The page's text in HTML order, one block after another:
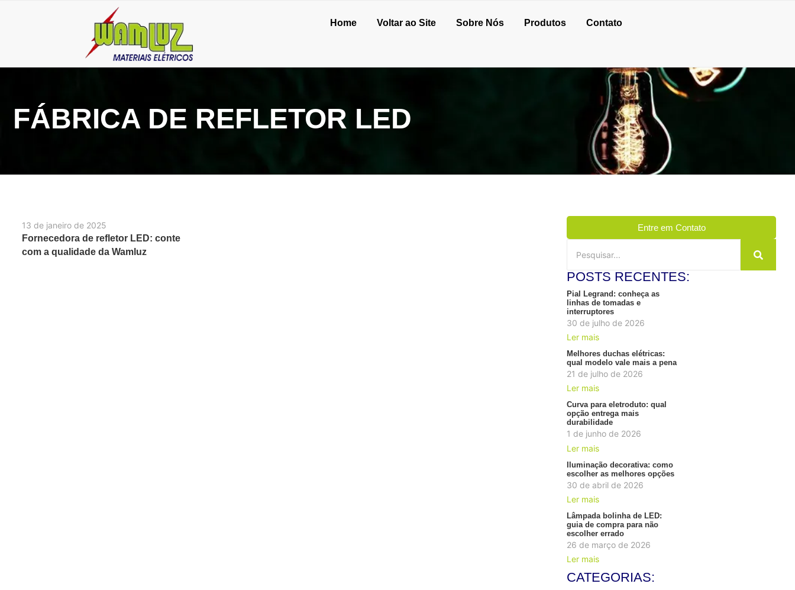
Home Voltar ao Site Sobre Nós Produtos Contato
FÁBRICA DE REFLETOR LED
13 de janeiro de 2025
Fornecedora de refletor LED: conte
com a qualidade da Wamluz
Entre em Contato
POSTS RECENTES:
Pial Legrand: conheça as
linhas de tomadas e
interruptores
30 de julho de 2026
Ler mais
Melhores duchas elétricas:
qual modelo vale mais a pena
21 de julho de 2026
Ler mais
Curva para eletroduto: qual
opção entrega mais
durabilidade
1 de junho de 2026
Ler mais
Iluminação decorativa: como
escolher as melhores opções
30 de abril de 2026
Ler mais
Lâmpada bolinha de LED:
guia de compra para não
escolher errado
26 de março de 2026
Ler mais
CATEGORIAS: